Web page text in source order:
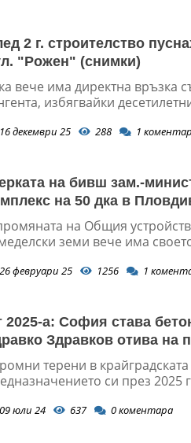
2 г. строителство
"Рожен" (снимки)
вече има директна връзка
избягвайки
16 декември 25 288 1
на бивш зам.-
на 50 дка в
на Общия
земи вече има
26 февруари 25 1256 1
2025-а: София става
Здравков отива на
терени в
си през 2025
09 юли 24 637 0коментара